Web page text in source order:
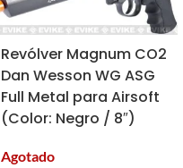
Revólver Magnum CO2
Dan Wesson WG ASG
Full Metal para Airsoft
(Color: Negro / 8″)
Agotado